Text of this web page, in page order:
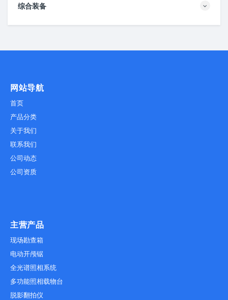
综合装备
网站导航
首页
产品分类
关于我们
联系我们
公司动态
公司资质
主营产品
现场勘查箱
电动开颅锯
全光谱照相系统
多功能照相载物台
脱影翻拍仪